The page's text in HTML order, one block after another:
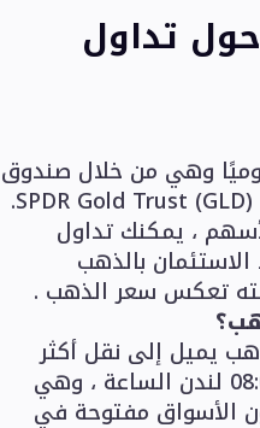
تداول
وهي من خلال صندوق
يتم تداوله في البورصة ، مثل SPDR Gold Trust (GLD).
، يمكنك تداول
بالذهب
تعكس سعر الذهب .
يميل إلى نقل أكثر
في المتوسط بين الظهر و08:00 لندن الساعة ، وهي
الأسواق مفتوحة في